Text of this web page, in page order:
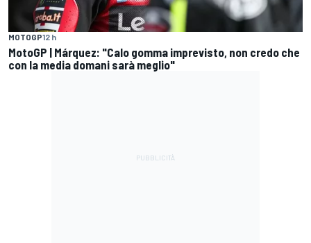
MOTOGP12 h
MotoGP | Márquez: "Calo gomma imprevisto, non credo che
con la media domani sarà meglio"